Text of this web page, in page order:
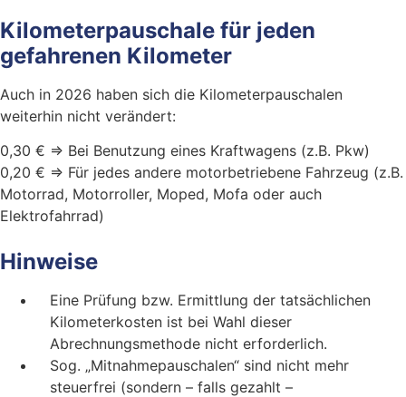
Kilometerpauschale für jeden
gefahrenen Kilometer
Auch in 2026 haben sich die Kilometerpauschalen
weiterhin nicht verändert:
0,30 € => Bei Benutzung eines Kraftwagens (z.B. Pkw)
0,20 € => Für jedes andere motorbetriebene Fahrzeug (z.B.
Motorrad, Motorroller, Moped, Mofa oder auch
Elektrofahrrad)
Hinweise
Eine Prüfung bzw. Ermittlung der tatsächlichen
Kilometerkosten ist bei Wahl dieser
Abrechnungsmethode nicht erforderlich.
Sog. „Mitnahmepauschalen“ sind nicht mehr
steuerfrei (sondern – falls gezahlt –